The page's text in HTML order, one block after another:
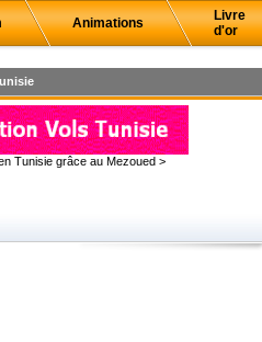
Animations
Livre
d'or
Tunisie grâce au Mezoued >